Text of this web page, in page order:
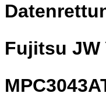
Fujitsu JW